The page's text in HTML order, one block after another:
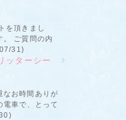
を頂きまし
。 ご質問の内
31)
ッターシー
なお時間ありが
電車で、とって